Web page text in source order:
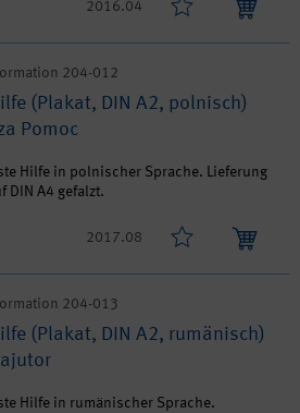
2016.04
204-012
(Plakat, DIN A2, polnisch)
Pomoc
Hilfe in polnischer Sprache. Lieferung
DIN A4 gefalzt.
2017.08
204-013
(Plakat, DIN A2, rumänisch)
Hilfe in rumänischer Sprache.